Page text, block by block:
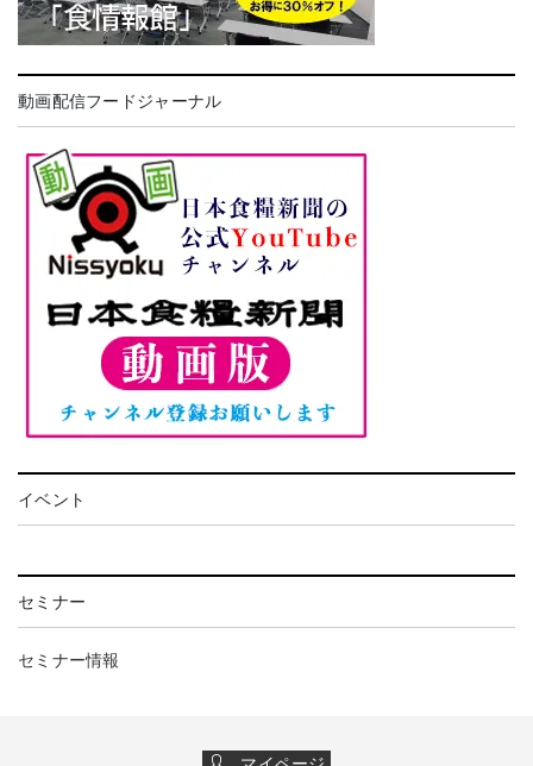
動画配信フードジャーナル
イベント
セミナー
セミナー情報